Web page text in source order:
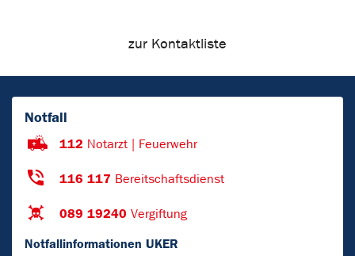
zur Kontaktliste
Notfall
112 Notarzt | Feuerwehr
116 117 Bereitschaftsdienst
089 19240 Vergiftung
Notfallinformationen UKER